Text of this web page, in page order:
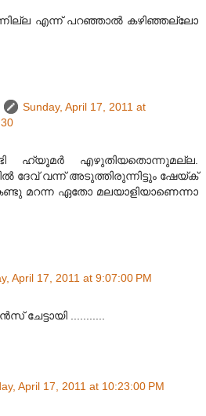
എന്ന് പറഞ്ഞാല്‍ കഴിഞ്ഞല്ലോ
Sunday, April 17, 2011 at
ഹ്യൂമർ എഴുതിയതൊന്നുമല്ല.
ദേവ് വന്ന് അടുത്തിരുന്നിട്ടും ഷേയ്ക്
മറന്ന ഏതോ മലയാളിയാണെന്നാ
April 17, 2011 at 9:07:00 PM
ചേട്ടായി ...........
April 17, 2011 at 10:23:00 PM